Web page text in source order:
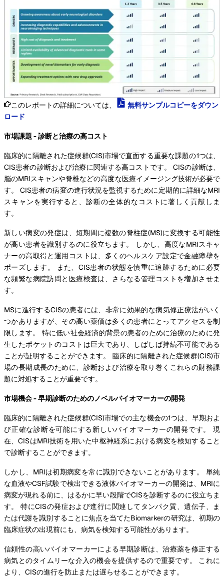
このレポートの詳細については、
無料サンプルコピーをダウン
ロード
市場課題 - 診断と治療の高コスト
臨床的に隔離された症候群(CIS)市場で直面する重要な課題の1つは、
CIS患者の診断および治療に関連する高コストです。 CISの診断は、
脳のMRIスキャンや脊椎などの高度な医療イメージング技術が必要で
す。 CIS患者の病変の進行状況を監視するために定期的に詳細なMRI
スキャンを実行すると、診断の全体的なコストに著しく貢献しま
す。
新しい病変の発症は、短期間に複数の脊柱症(MS)に変換する可能性
が高い患者を識別するのに役立ちます。 しかし、高度なMRIスキャ
ナーの高取得と運用コストは、多くのヘルスケア設定で金融障壁を
ポーズします。 また、CIS患者の状態を慎重に追跡するために必要
な頻繁な病院訪問と医療検査は、さらなる管理コストを増加させま
す。
MSに進行するCISの患者には、非常に効果的な病気修正療法がいく
つかありますが、その高い薬価は多くの患者にとってアクセスを制
限します。 特に低い社会経済的背景の患者のために治療のために発
生したポケットのコストは巨大であり、しばしば持続不可能である
ことが証明することができます。 臨床的に隔離された症候群(CIS)市
場の長期成長のために、診断および治療を取り巻くこれらの財務課
題に対処することが重要です。
市場機会 - 早期診断のためのノベルバイオマーカーの開発
臨床的に隔離された症候群(CIS)市場での主な機会の1つは、早期およ
び正確な診断を可能にする新しいバイオマーカーの開発です。 現
在、CISはMRI技術を用いた中枢神経系における病変を検知すること
で診断することができます。
しかし、MRIは初期病変を常に識別できないことがあります。 単純
な血液やCSF試験で検出できる液体バイオマーカーの開発は、MRIに
病変が現れる前に、はるかに早い段階でCISを診断するのに役立ちま
す。 特にCISの発症および進行に関連してタンパク質、遺伝子、ま
たは代謝を識別することに焦点を当てたBiomarkerの研究は、初期の
臨床症状の出現前にも、病気を検知する可能性があります。
信頼性の高いバイオマーカーによる早期診断は、治療薬を修正する
病気とのタイムリーな介入の機会を提供するので重要です。 これに
より、CISの進行を防止または遅らせることができます。